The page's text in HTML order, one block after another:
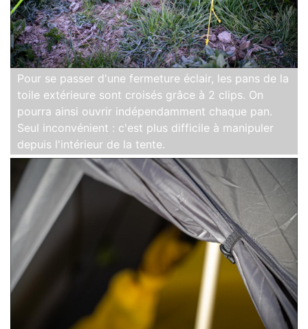
Pour se passer d'une fermeture éclair, les pans de la
toile extérieure sont croisés grâce à 2 clips. On
pourra ainsi ouvrir indépendamment chaque pan.
Seul inconvénient : c'est plus difficile à manipuler
depuis l'intérieur de la tente.